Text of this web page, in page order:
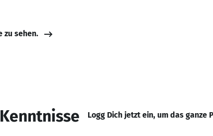
zu sehen.
Logg Dich jetzt ein, um das ganze